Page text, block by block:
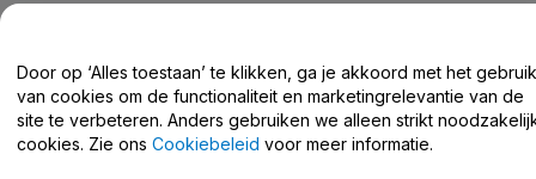
Helpcentrum / Neem Contact Met Ons Op
Door op ‘Alles toestaan’ te klikken, ga je akkoord met het gebruik
van cookies om de functionaliteit en marketingrelevantie van de
site te verbeteren. Anders gebruiken we alleen strikt
cookies. Zie ons Cookiebeleid voor meer informatie.